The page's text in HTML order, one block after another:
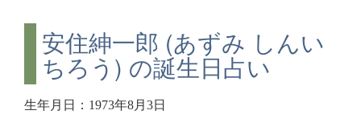
安住紳一郎 (あずみ しんい
ちろう) の誕生日占い
生年月日：1973年8月3日